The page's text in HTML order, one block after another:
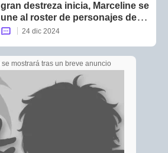
gran destreza inicia, Marceline se
une al roster de personajes del
juego24 dic 2024